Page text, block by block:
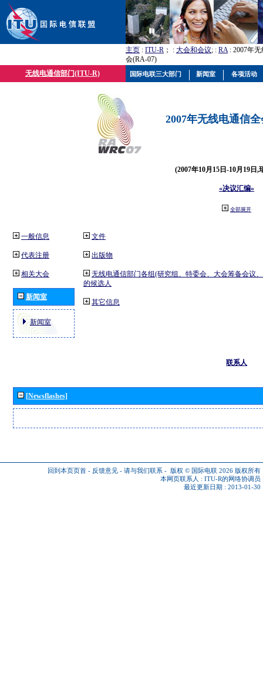
主页 : ITU-R ； : 大会和会议; : RA: 2007年
会(RA-07)
无线电通信部门(ITU-R)
2007年无线电通信
(2007年10月15日-10月19日,
«决议汇编»
全部展开
一般信息
代表注册
相关大会
新闻室
新闻室
文件
出版物
无线电通信部门各组(研究组、特委会、大会筹备会议
的候选人
其它信息
联系人
[Newsflashes]
回到本页页首 - 反馈意见 - 请与我们联系 - 版权 © 国际电联 2026 版权所有
本网页联系人 : ITU-R的网络协调员
最近更新日期 : 2013-01-30
国际电联三大部门 新闻室 各项活动